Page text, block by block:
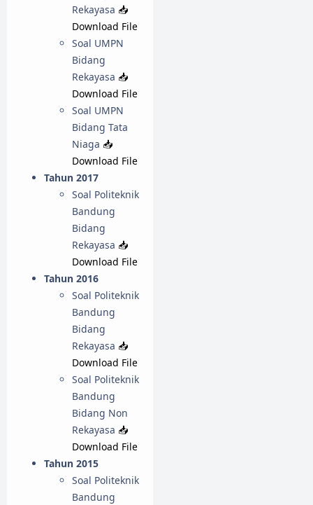
Rekayasa 📥
Download File
Soal UMPN
Bidang
Rekayasa 📥
Download File
Soal UMPN
Bidang Tata
Niaga 📥
Download File
Tahun 2017
Soal Politeknik
Bandung
Bidang
Rekayasa 📥
Download File
Tahun 2016
Soal Politeknik
Bandung
Bidang
Rekayasa 📥
Download File
Soal Politeknik
Bandung
Bidang Non
Rekayasa 📥
Download File
Tahun 2015
Soal Politeknik
Bandung